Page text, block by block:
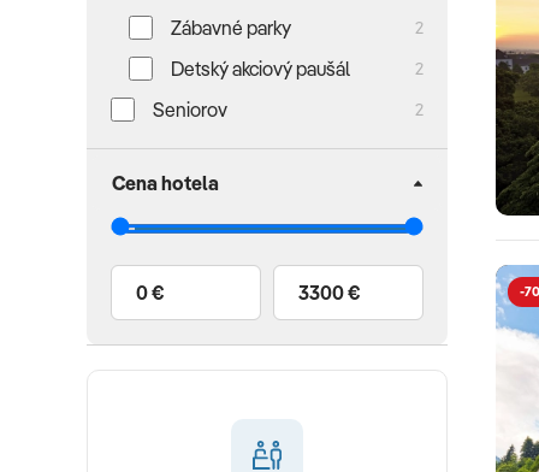
-
Zábavné parky 2
Detský akciový paušál 2
Seniorov 2
Cena hotela
0 € 3300 €